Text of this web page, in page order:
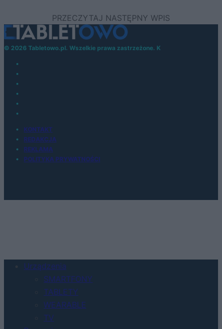
© 2026 Tabletowo.pl. Wszelkie prawa zastrzeżone. K
KONTAKT
REDAKCJA
REKLAMA
POLITYKA PRYWATNOŚCI
Urządzenia
SMARTFONY
TABLETY
WEARABLE
TV